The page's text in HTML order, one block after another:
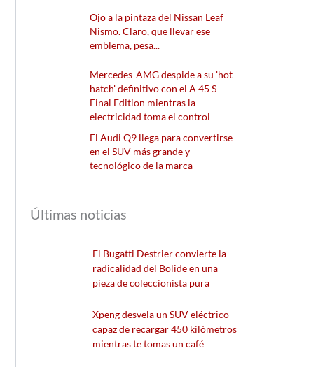
Ojo a la pintaza del Nissan Leaf
Nismo. Claro, que llevar ese
emblema, pesa...
Mercedes-AMG despide a su 'hot
hatch' definitivo con el A 45 S
Final Edition mientras la
electricidad toma el control
El Audi Q9 llega para convertirse
en el SUV más grande y
tecnológico de la marca
Últimas noticias
El Bugatti Destrier convierte la
radicalidad del Bolide en una
pieza de coleccionista pura
Xpeng desvela un SUV eléctrico
capaz de recargar 450 kilómetros
mientras te tomas un café